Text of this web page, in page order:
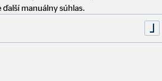
o
Allfinanz Slovensko a.s. použije
manuálny súhlas.